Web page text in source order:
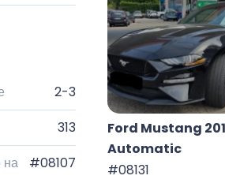
2-3
313
на
#08107
Ford Mustang
Automatic
#08131